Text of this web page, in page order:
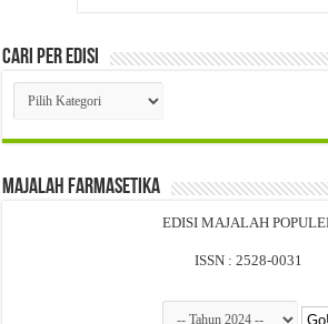
Cari Per Edisi
Cari
Per
Majalah Farmasetika
EDISI MAJALAH
ISSN : 2528-0031